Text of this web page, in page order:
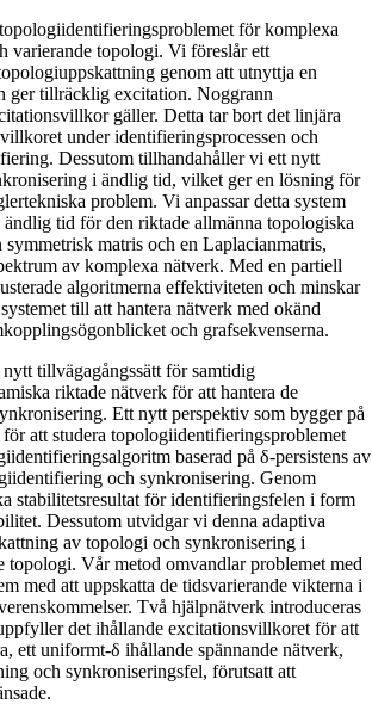
för komplexa
varierande topologi. Vi föreslår ett
genom att utnyttja en
ger tillräcklig excitation. Noggrann
gäller. Detta tar bort det linjära
under identifieringsprocessen och
Dessutom tillhandahåller vi ett nytt
i ändlig tid, vilket ger en lösning för
problem. Vi anpassar detta system
tid för den riktade allmänna topologiska
matris och en Laplacianmatris,
av komplexa nätverk. Med en partiell
algoritmerna effektiviteten och minskar
till att hantera nätverk med okänd
och grafsekvenserna.
tillvägagångssätt för samtidig
riktade nätverk för att hantera de
Ett nytt perspektiv som bygger på
att studera topologiidentifieringsproblemet
baserad på δ-persistens av
och synkronisering. Genom
stabilitetsresultat för identifieringsfelen i form
Dessutom utvidgar vi denna adaptiva
av topologi och synkronisering i
Vår metod omvandlar problemet med
med att uppskatta de tidsvarierande vikterna i
Två hjälpnätverk introduceras
det ihållande excitationsvillkoret för att
ett uniformt-δ ihållande spännande nätverk,
och synkroniseringsfel, förutsatt att